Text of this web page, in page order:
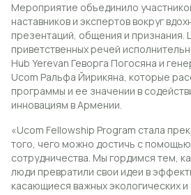
Мероприятие объединило
наставников и экспертов вокруг
презентаций, общения и признания.
приветственных речей
Hub Yerevan Геворга Погосяна и
Ucom Ральфа Йирикяна, которые
программы и ее значении в
инновациям в Армении.
«Ucom Fellowship Program стала
того, чего можно достичь с
сотрудничества. Мы гордимся тем,
люди превратили свои идеи в
касающиеся важных экологических